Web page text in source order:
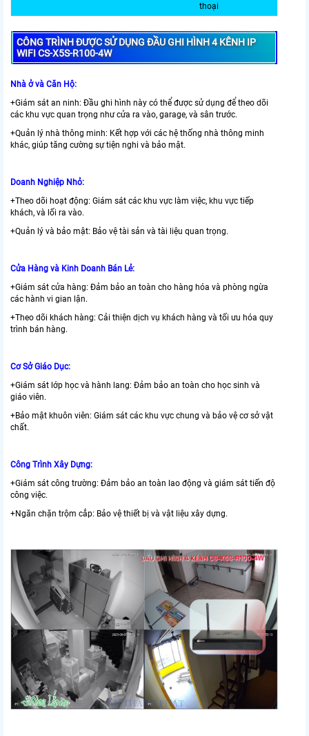
thoại
CÔNG TRÌNH ĐƯỢC SỬ DỤNG ĐẦU GHI HÌNH 4 KÊNH IP
WIFI CS-X5S-R100-4W
Nhà ở và Căn Hộ:
+Giám sát an ninh: Đầu ghi hình này có thể được sử dụng để theo dõi
các khu vực quan trọng như cửa ra vào, garage, và sân trước.
+Quản lý nhà thông minh: Kết hợp với các hệ thống nhà thông minh
khác, giúp tăng cường sự tiện nghi và bảo mật.
Doanh Nghiệp Nhỏ:
+Theo dõi hoạt động: Giám sát các khu vực làm việc, khu vực tiếp
khách, và lối ra vào.
+Quản lý và bảo mật: Bảo vệ tài sản và tài liệu quan trọng.
Cửa Hàng và Kinh Doanh Bán Lẻ:
+Giám sát cửa hàng: Đảm bảo an toàn cho hàng hóa và phòng ngừa
các hành vi gian lận.
+Theo dõi khách hàng: Cải thiện dịch vụ khách hàng và tối ưu hóa quy
trình bán hàng.
Cơ Sở Giáo Dục:
+Giám sát lớp học và hành lang: Đảm bảo an toàn cho học sinh và
giáo viên.
+Bảo mật khuôn viên: Giám sát các khu vực chung và bảo vệ cơ sở vật
chất.
Công Trình Xây Dựng:
+Giám sát công trường: Đảm bảo an toàn lao động và giám sát tiến độ
công việc.
+Ngăn chặn trộm cắp: Bảo vệ thiết bị và vật liệu xây dựng.